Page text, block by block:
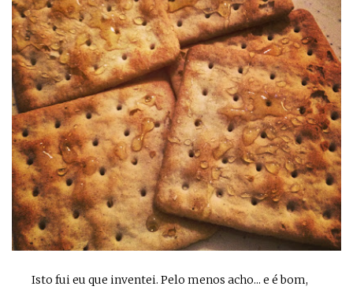
Isto fui eu que inventei. Pelo menos acho... e é bom,